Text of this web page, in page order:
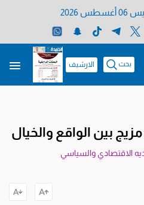
2026
بحث الارشيف
بين الواقع والخيال
الاقتصادي والسياسي